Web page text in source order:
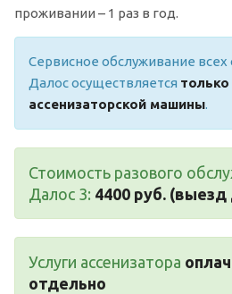
проживании – 1 раз в год.
Сервисное обслуживание всех
Далос осуществляется
ассенизаторской машины.
Стоимость разового
Далос 3: 4400 руб. (выезд
Услуги ассенизатора
отдельно